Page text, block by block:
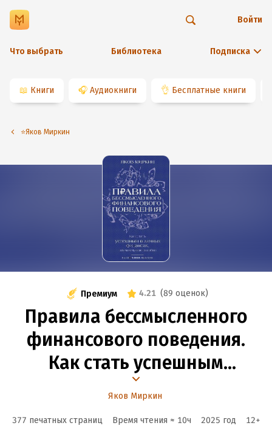
Что выбрать Библиотека Подписка
Войти
📖 Книги 🎧 Аудиокниги 👌 Бесплатные книги
⭐️Яков Миркин
Премиум 4.21 (89 оценок)
Правила бессмысленного
финансового поведения.
Как стать успешным
в личных финансах, изучая
Яков Миркин
377 печатных страниц Время чтения ≈ 10ч 2025 год 12+